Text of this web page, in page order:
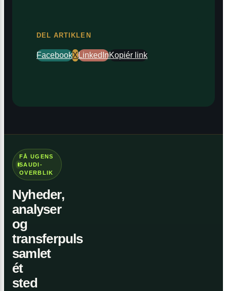
DEL ARTIKLEN
FacebookXLinkedInKopiér link
FÅ UGENS
SAUDI-
OVERBLIK
Nyheder,
analyser
og
transferpuls
samlet
ét
sted